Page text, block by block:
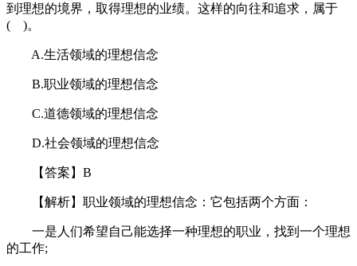
到理想的境界，取得理想的业绩。这样的向往和追求，属于
( )。
A.生活领域的理想信念
B.职业领域的理想信念
C.道德领域的理想信念
D.社会领域的理想信念
【答案】B
【解析】职业领域的理想信念：它包括两个方面：
一是人们希望自己能选择一种理想的职业，找到一个理想
的工作;